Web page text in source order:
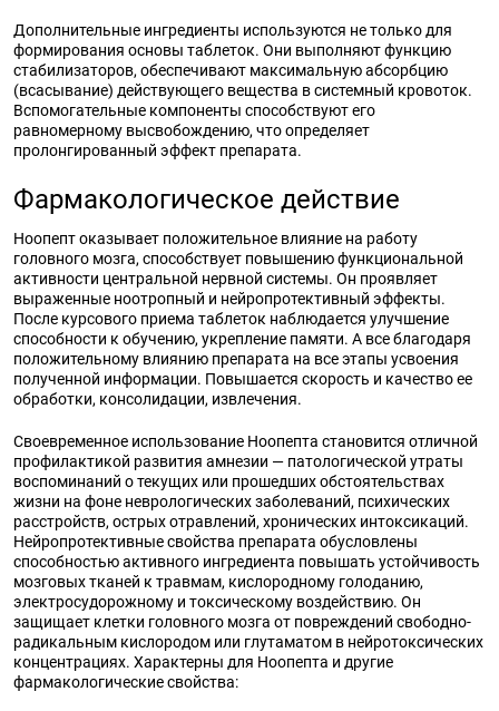
Дополнительные ингредиенты используются не только для
формирования основы таблеток. Они выполняют функцию
стабилизаторов, обеспечивают максимальную абсорбцию
(всасывание) действующего вещества в системный кровоток.
Вспомогательные компоненты способствуют его
равномерному высвобождению, что определяет
пролонгированный эффект препарата.
Фармакологическое действие
Ноопепт оказывает положительное влияние на работу
головного мозга, способствует повышению функциональной
активности центральной нервной системы. Он проявляет
выраженные ноотропный и нейропротективный эффекты.
После курсового приема таблеток наблюдается улучшение
способности к обучению, укрепление памяти. А все благодаря
положительному влиянию препарата на все этапы усвоения
полученной информации. Повышается скорость и качество ее
обработки, консолидации, извлечения.
Своевременное использование Ноопепта становится отличной
профилактикой развития амнезии — патологической утраты
воспоминаний о текущих или прошедших обстоятельствах
жизни на фоне неврологических заболеваний, психических
расстройств, острых отравлений, хронических интоксикаций.
Нейропротективные свойства препарата обусловлены
способностью активного ингредиента повышать устойчивость
мозговых тканей к травмам, кислородному голоданию,
электросудорожному и токсическому воздействию. Он
защищает клетки головного мозга от повреждений свободно-
радикальным кислородом или глутаматом в нейротоксических
концентрациях. Характерны для Ноопепта и другие
фармакологические свойства: